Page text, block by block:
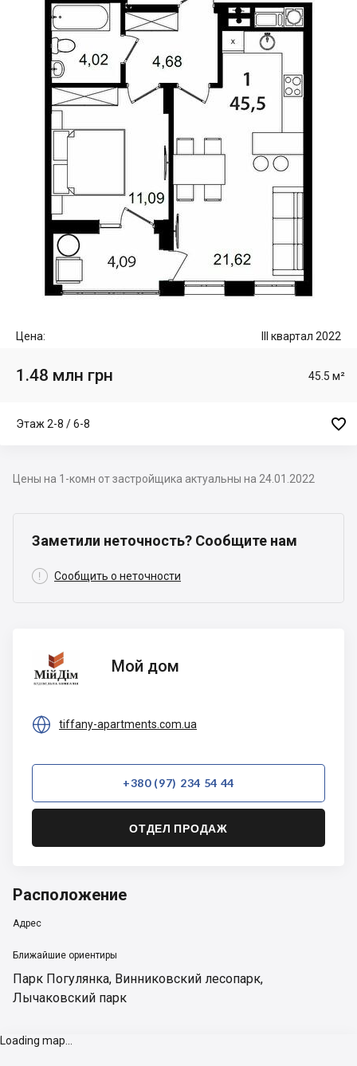
Цена: III квартал 2022
1.48 млн грн 45.5 м²
Этаж 2-8 / 6-8 
Цены на 1-комн от застройщика актуальны на 24.01.2022
Заметили неточность? Сообщите нам
 Сообщить о неточности
Мой
дом
Мой дом
 tiffany-apartments.com.ua
+380 (97) 234 54 44
ОТДЕЛ ПРОДАЖ
Расположение
Адрес
Ближайшие ориентиры
Парк Погулянка, Винниковский лесопарк,
Лычаковский парк
Loading map...